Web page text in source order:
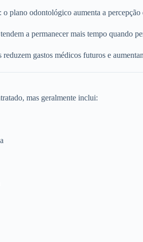
: o plano odontológico aumenta a
a permanecer mais tempo quando
reduzem gastos médicos futuros e
mas geralmente inclui: